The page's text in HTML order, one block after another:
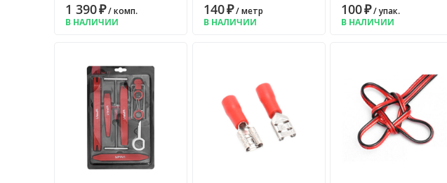
1 390₽/ комп.
В НАЛИЧИИ
140₽/ метр
В НАЛИЧИИ
100₽/ упак.
В НАЛИЧИИ